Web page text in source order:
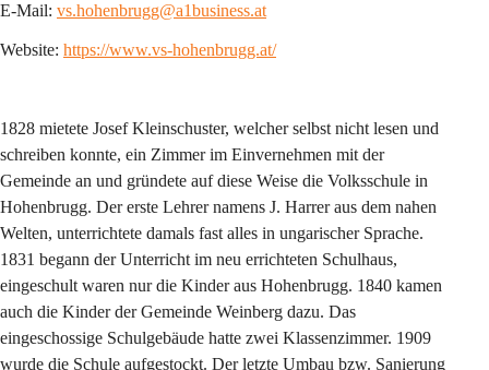
E-Mail: vs.hohenbrugg@a1business.at
Website: https://www.vs-hohenbrugg.at/
1828 mietete Josef Kleinschuster, welcher selbst nicht lesen und
schreiben konnte, ein Zimmer im Einvernehmen mit der
Gemeinde an und gründete auf diese Weise die Volksschule in
Hohenbrugg. Der erste Lehrer namens J. Harrer aus dem nahen
Welten, unterrichtete damals fast alles in ungarischer Sprache.
1831 begann der Unterricht im neu errichteten Schulhaus,
eingeschult waren nur die Kinder aus Hohenbrugg. 1840 kamen
auch die Kinder der Gemeinde Weinberg dazu. Das
eingeschossige Schulgebäude hatte zwei Klassenzimmer. 1909
wurde die Schule aufgestockt. Der letzte Umbau bzw. Sanierung